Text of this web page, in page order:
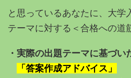
と思っているあなたに、 大学
テーマに対する＜合格への道
・実際の出題テーマに基づい
「答案作成アドバイス」